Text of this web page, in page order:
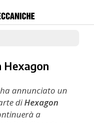
Hexagon
annunciato un
diHexagon
a